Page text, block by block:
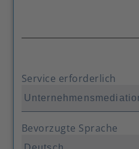
Service erforderlich
Bevorzugte Sprache